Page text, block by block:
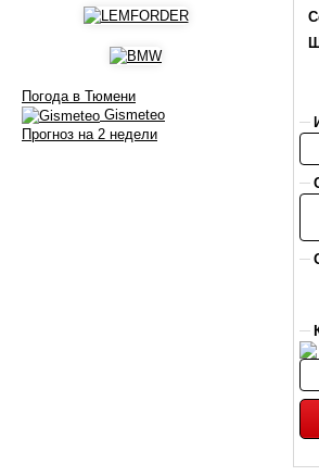
Погода в Тюмени
Gismeteo
Прогноз на 2 недели